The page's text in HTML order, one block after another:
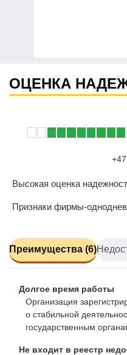
ОЦЕНКА
+47
Высокая оценка
Признаки фирмы-
Преимущества (6)
Долгое время работы
Организация
о стабильной
государственным
Не входит в реестр